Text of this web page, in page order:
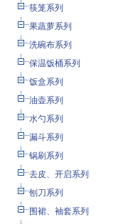
筷笼系列
果蔬萝系列
洗碗布系列
保温饭桶系列
饭盒系列
油壶系列
水勺系列
漏斗系列
锅刷系列
去皮、开启系列
刨刀系列
围裙、袖套系列